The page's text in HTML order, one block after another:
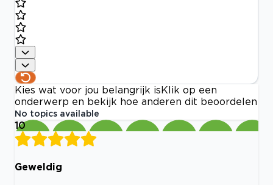
Kies wat voor jou belangrijk is Klik op een
onderwerp en bekijk hoe anderen dit beoordelen
No topics available
10
Geweldig